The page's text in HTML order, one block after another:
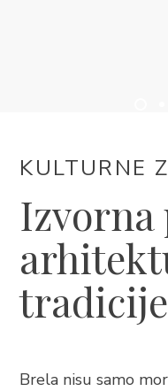
HR
KULTURNE
Izvorna
tradicije
Brela nisu samo